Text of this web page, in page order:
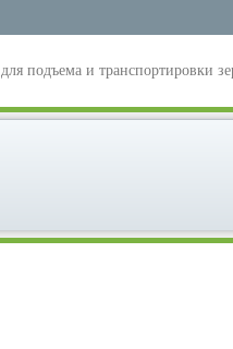
подъема и транспортировки